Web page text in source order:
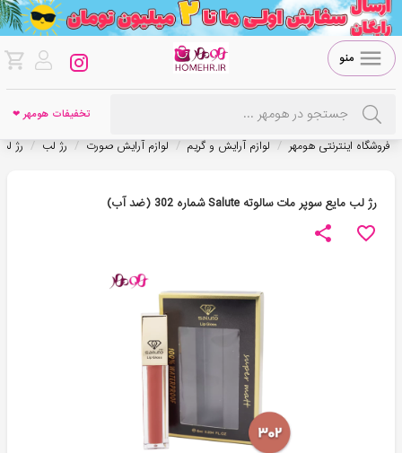
منو
تخفیفات هومهر ❤
فروشگاه اینترنتی هومهر / لوازم آرایش و گریم / لوازم آرایش صورت / رژ لب / رژ
رژ لب مایع سوپر مات سالوته Salute شماره 302 (ضد آب)